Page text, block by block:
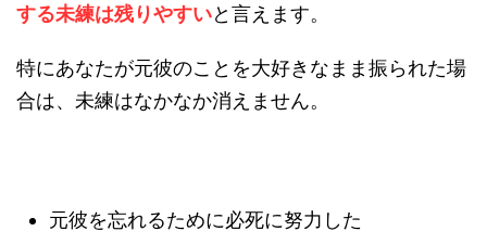
する未練は残りやすいと言えます。
特にあなたが元彼のことを大好きなまま振られた場
合は、未練はなかなか消えません。
元彼を忘れるために必死に努力した